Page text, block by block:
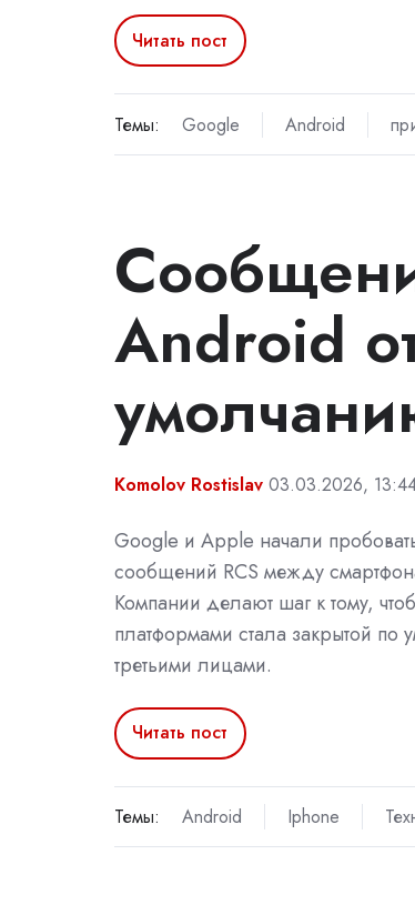
Читать пост
Темы: Google Android
Android
Komolov Rostislav 03.03.2026,
Google и Apple начали
сообщений RCS между
Компании делают шаг к тому,
платформами стала закрытой по
третьими лицами.
Читать пост
Темы: Android Iphone